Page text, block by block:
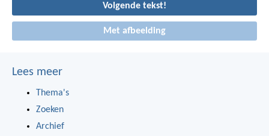
Volgende tekst!
Met afbeelding
Lees meer
Thema's
Zoeken
Archief